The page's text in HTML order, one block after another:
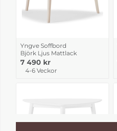
Yngve Soffbord
Björk Ljus Mattlack
7 490 kr
4-6 Veckor